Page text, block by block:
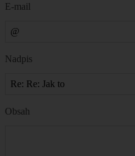
E-mail
Nadpis
Obsah